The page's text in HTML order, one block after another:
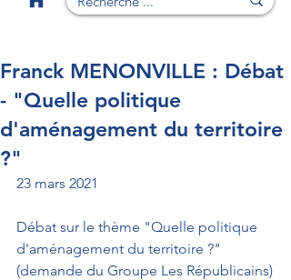
Franck MENONVILLE : Débat
- "Quelle politique
d'aménagement du territoire
?"
23 mars 2021
Débat sur le thème "Quelle politique
d'aménagement du territoire ?"
(demande du Groupe Les Républicains)